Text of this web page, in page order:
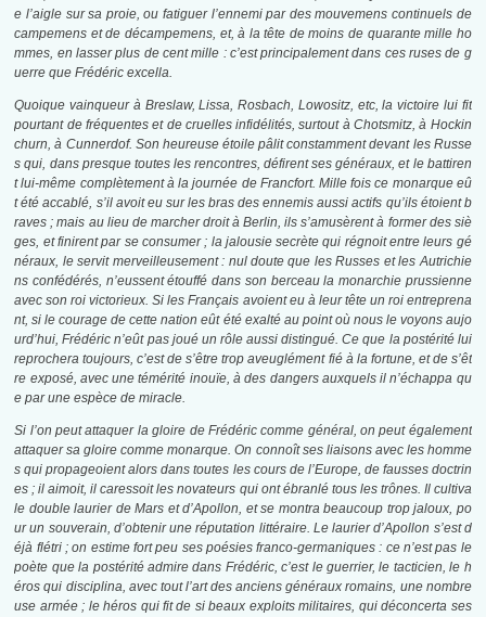
e l’aigle sur sa proie, ou fatiguer l’ennemi par des mouvemens continuels de
campemens et de décampemens, et, à la tête de moins de quarante mille ho
mmes, en lasser plus de cent mille : c’est principalement dans ces ruses de g
uerre que Frédéric excella.
Quoique vainqueur à Breslaw, Lissa, Rosbach, Lowositz, etc, la victoire lui fit
pourtant de fréquentes et de cruelles infidélités, surtout à Chotsmitz, à Hockin
churn, à Cunnerdof. Son heureuse étoile pâlit constamment devant les Russe
s qui, dans presque toutes les rencontres, défirent ses généraux, et le battiren
t lui-même complètement à la journée de Francfort. Mille fois ce monarque eû
t été accablé, s’il avoit eu sur les bras des ennemis aussi actifs qu’ils étoient b
raves ; mais au lieu de marcher droit à Berlin, ils s’amusèrent à former des siè
ges, et finirent par se consumer ; la jalousie secrète qui régnoit entre leurs gé
néraux, le servit merveilleusement : nul doute que les Russes et les Autrichie
ns confédérés, n’eussent étouffé dans son berceau la monarchie prussienne
avec son roi victorieux. Si les Français avoient eu à leur tête un roi entreprena
nt, si le courage de cette nation eût été exalté au point où nous le voyons aujo
urd’hui, Frédéric n’eût pas joué un rôle aussi distingué. Ce que la postérité lui
reprochera toujours, c’est de s’être trop aveuglément fié à la fortune, et de s’êt
re exposé, avec une témérité inouïe, à des dangers auxquels il n’échappa qu
e par une espèce de miracle.
Si l’on peut attaquer la gloire de Frédéric comme général, on peut également
attaquer sa gloire comme monarque. On connoît ses liaisons avec les homme
s qui propageoient alors dans toutes les cours de l’Europe, de fausses doctrin
es ; il aimoit, il caressoit les novateurs qui ont ébranlé tous les trônes. Il cultiva
le double laurier de Mars et d’Apollon, et se montra beaucoup trop jaloux, po
ur un souverain, d’obtenir une réputation littéraire. Le laurier d’Apollon s’est d
éjà flétri ; on estime fort peu ses poésies franco-germaniques : ce n’est pas le
poète que la postérité admire dans Frédéric, c’est le guerrier, le tacticien, le h
éros qui disciplina, avec tout l’art des anciens généraux romains, une nombre
use armée ; le héros qui fit de si beaux exploits militaires, qui déconcerta ses